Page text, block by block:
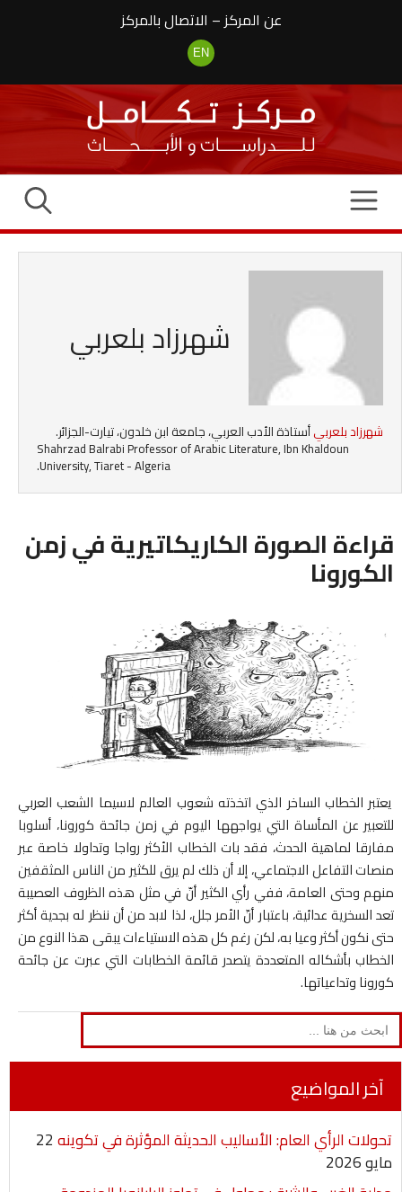
عن المركز– الاتصال بالمركز
EN
شهرزاد بلعربي
شهرزاد بلعربيأستاذة الأدب العربي، جامعة ابن خلدون، تيارت-الجزائر.
Shahrzad Balrabi Professor of Arabic Literature, Ibn Khaldoun
University, Tiaret - Algeria.
قراءة الصورة الكاريكاتيرية في زمن
الكورونا
يعتبر الخطاب الساخر الذي اتخذته شعوب العالم لاسيما الشعب العربي
للتعبير عن المأساة التي يواجهها اليوم في زمن جائحة كورونا، أسلوبا
مفارقا لماهية الحدث، فقد بات الخطاب الأكثر رواجا وتداولا خاصة عبر
منصات التفاعل الاجتماعي، إلا أن ذلك لم يرق للكثير من الناس المثقفين
منهم وحتى العامة، ففي رأي الكثير أنّ في مثل هذه الظروف العصيبة
تعد السخرية عدائية، باعتبار أنّ الأمر جلل، لذا لابد من أن ننظر له بجدية أكثر
حتى نكون أكثر وعيا به، لكن رغم كل هذه الاستياءات يبقى هذا النوع من
الخطاب بأشكاله المتعددة يتصدر قائمة الخطابات التي عبرت عن جائحة
كورونا وتداعياتها.
Search
for:
آخر المواضيع
تحولات الرأي العام: الأساليب الحديثة المؤثرة في تكوينه22
مايو 2026